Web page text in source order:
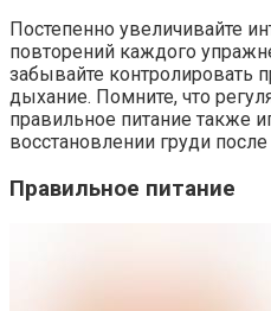
Постепенно увеличивайте
повторений каждого
забывайте контролировать
дыхание. Помните, что
правильное питание также
восстановлении груди
Правильное питание